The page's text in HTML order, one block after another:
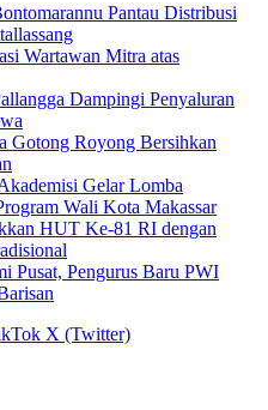
Pantau Distribusi
Wartawan Mitra atas
Dampingi Penyaluran
Gotong Royong Bersihkan
Gelar Lomba
Wali Kota Makassar
HUT Ke-81 RI dengan
Pusat, Pengurus Baru PWI
X (Twitter)